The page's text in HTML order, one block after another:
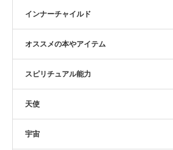
インナーチャイルド
オススメの本やアイテム
スピリチュアル能力
天使
宇宙